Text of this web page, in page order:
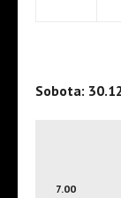
Sobota: 30.12
7.00